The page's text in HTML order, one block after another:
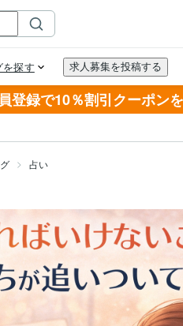
登録で10％割引クーポン
占い